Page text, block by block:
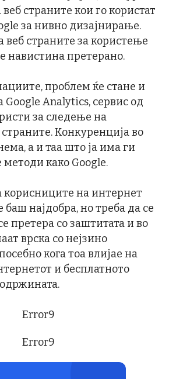
страните кои го користат
за нивно дизајнирање.
веб страните за користење
навистина претерано.
проблем ќе стане и
Analytics, сервис од
за следење на
Конкуренција во
а и таа што ја има ги
како Google.
корисниците на интернет
баш најдобра, но треба да се
претера со заштитата и во
врска со нејзино
кога тоа влијае на
и бесплатното
Error9
Error9